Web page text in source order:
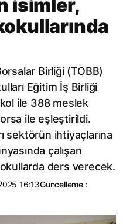
isimler,
Birliği (TOBB)
Eğitim İş Birliği
ile 388 meslek
ile eşleştirildi.
sektörün ihtiyaçlarına
çalışan
ders verecek.
16:13Güncelleme :